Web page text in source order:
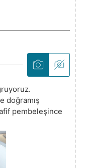
doğramış
pembeleşince